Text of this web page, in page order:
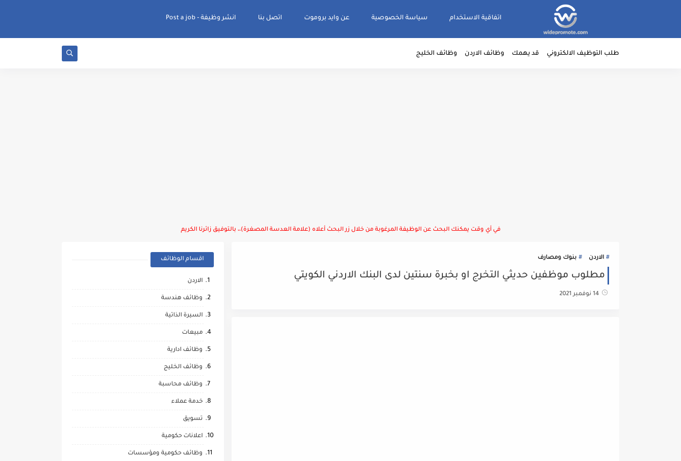
اتفاقية الاستخدام سياسة الخصوصية عن وايد بروموت اتصل بنا انشر وظيفة - Post a job
طلب التوظيف الالكتروني قد يهمك وظائف الاردن وظائف الخليج
في أي وقت يمكنك البحث عن الوظيفة المرغوبة من خلال زر البحث أعلاه (علامة العدسة المصغرة)،، بالتوفيق زائرنا الكريم
الاردن بنوك ومصارف
مطلوب موظفين حديثي التخرج او بخبرة سنتين لدى البنك الاردني الكويتي
14 نوفمبر 2021
اقسام الوظائف
الاردن
وظائف هندسة
السيرة الذاتية
مبيعات
وظائف ادارية
وظائف الخليج
وظائف محاسبة
خدمة عملاء
تسويق
اعلانات حكومية
وظائف حكومية ومؤسسات